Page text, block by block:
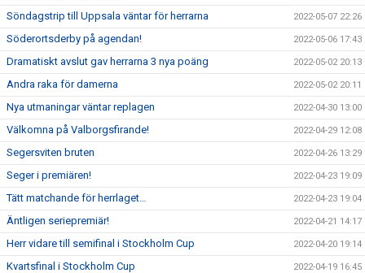
Söndagstrip till Uppsala väntar för herrarna 2022-05-07 22:26
Söderortsderby på agendan! 2022-05-06 17:43
Dramatiskt avslut gav herrarna 3 nya poäng 2022-05-02 20:13
Andra raka för damerna 2022-05-02 20:11
Nya utmaningar väntar replagen 2022-04-30 13:00
Välkomna på Valborgsfirande! 2022-04-29 12:08
Segersviten bruten 2022-04-26 13:29
Seger i premiären! 2022-04-23 19:09
Tätt matchande för herrlaget… 2022-04-23 19:04
Äntligen seriepremiär! 2022-04-21 14:17
Herr vidare till semifinal i Stockholm Cup 2022-04-20 19:14
Kvartsfinal i Stockholm Cup 2022-04-19 16:45